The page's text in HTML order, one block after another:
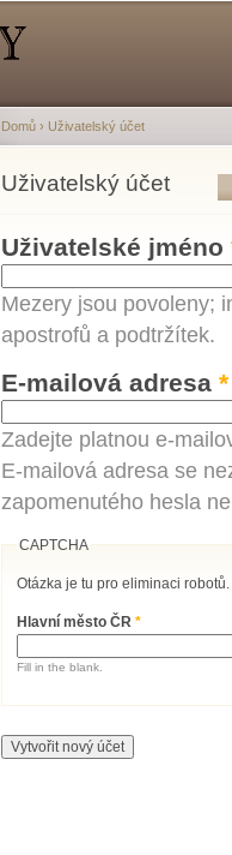
Jste zde
Domů › Uživatelský účet
Uživatelský účet
Hlavní záložky
Uživatelské jméno
Mezery jsou povoleny;
apostrofů a podtržítek.
E-mailová adresa *
Zadejte platnou e-
E-mailová adresa se
zapomenutého hesla
CAPTCHA
Otázka je tu pro eliminaci robotů.
Hlavní město ČR*
Fill in the blank.